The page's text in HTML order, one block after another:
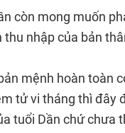
còn mong muốn
nhập của bản
mệnh hoàn toàn
tử vi tháng thì đây
tuổi Dần chứ chưa